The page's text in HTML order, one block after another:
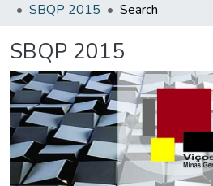
SBQP 2015
Search
SBQP 2015